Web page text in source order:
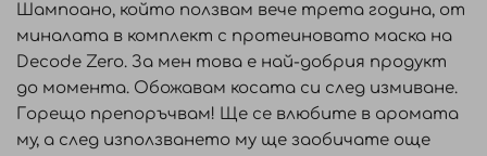
Шампоано, който ползвам вече трета година, от
миналата в комплект с протеиновато маска на
Decode Zero. За мен това е най-добрия продукт
до момента. Обожавам косата си след измиване.
Горещо препоръчвам! Ще се влюбите в аромата
му, а след използването му ще заобичате още